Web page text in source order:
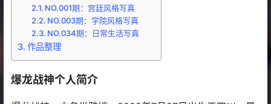
NO.001期：宫廷风格写真
NO.003期：学院风格写真
NO.034期：日常生活写真
作品整理
爆龙战神个人简介